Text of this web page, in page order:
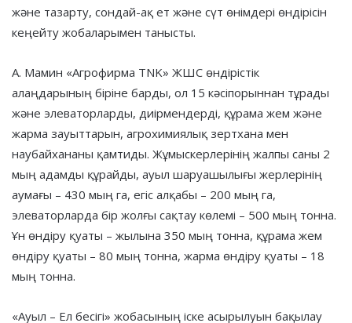
және тазарту, сондай-ақ ет және сүт өнімдері өндірісін
кеңейту жобаларымен танысты.
А. Мамин «Агрофирма TNK» ЖШС өндірістік
алаңдарының біріне барды, ол 15 кәсіпорыннан тұрады
және элеваторларды, диірмендерді, құрама жем және
жарма зауыттарын, агрохимиялық зертхана мен
наубайхананы қамтиды. Жұмыскерлерінің жалпы саны 2
мың адамды құрайды, ауыл шаруашылығы жерлерінің
аумағы – 430 мың га, егіс алқабы – 200 мың га,
элеваторларда бір жолғы сақтау көлемі – 500 мың тонна.
Ұн өндіру қуаты – жылына 350 мың тонна, құрама жем
өндіру қуаты – 80 мың тонна, жарма өндіру қуаты – 18
мың тонна.
«Ауыл – Ел бесігі» жобасының іске асырылуын бақылау